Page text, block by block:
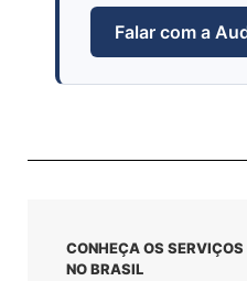
Falar com a
CONHEÇA OS
NO BRASIL